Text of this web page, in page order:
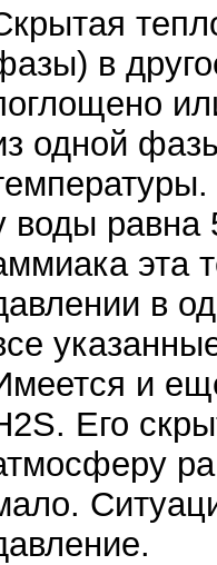
в
одной
воды равна
эта
в
и
Его